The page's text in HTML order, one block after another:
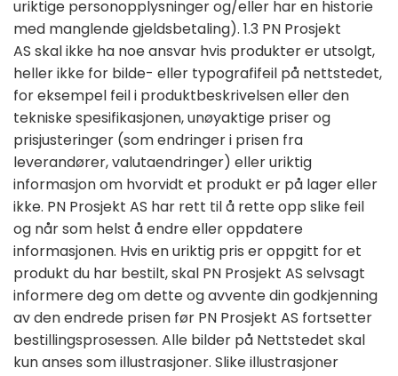
uriktige personopplysninger og/eller har en historie
med manglende gjeldsbetaling). 1.3 PN Prosjekt
AS skal ikke ha noe ansvar hvis produkter er utsolgt,
heller ikke for bilde- eller typografifeil på nettstedet,
for eksempel feil i produktbeskrivelsen eller den
tekniske spesifikasjonen, unøyaktige priser og
prisjusteringer (som endringer i prisen fra
leverandører, valutaendringer) eller uriktig
informasjon om hvorvidt et produkt er på lager eller
ikke. PN Prosjekt AS har rett til å rette opp slike feil
og når som helst å endre eller oppdatere
informasjonen. Hvis en uriktig pris er oppgitt for et
produkt du har bestilt, skal PN Prosjekt AS selvsagt
informere deg om dette og avvente din godkjenning
av den endrede prisen før PN Prosjekt AS fortsetter
bestillingsprosessen. Alle bilder på Nettstedet skal
kun anses som illustrasjoner. Slike illustrasjoner